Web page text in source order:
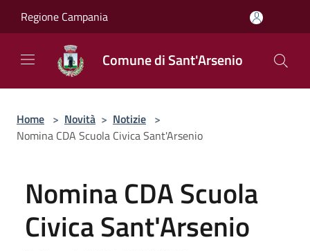
Regione Campania
Comune di Sant'Arsenio
Home > Novità > Notizie >
Nomina CDA Scuola Civica Sant'Arsenio
Nomina CDA Scuola
Civica Sant'Arsenio